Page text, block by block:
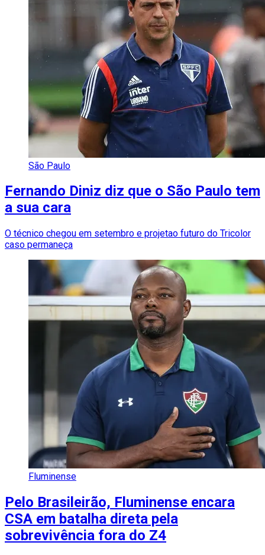
São Paulo
Fernando Diniz diz que o São Paulo tem
a sua cara
O técnico chegou em setembro e projetao futuro do Tricolor
caso permaneça
Fluminense
Pelo Brasileirão, Fluminense encara
CSA em batalha direta pela
sobrevivência fora do Z4